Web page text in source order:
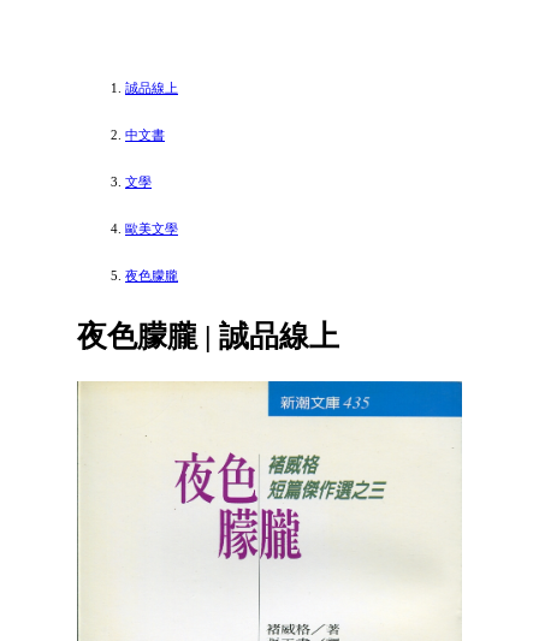
誠品線上
中文書
文學
歐美文學
夜色朦朧
夜色朦朧 | 誠品線上